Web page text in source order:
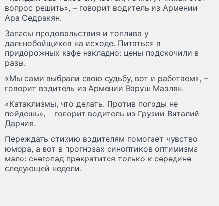
вопрос решить», – говорит водитель из Армении
Ара Седракян.
Запасы продовольствия и топлива у
дальнобойщиков на исходе. Питаться в
придорожных кафе накладно: цены подскочили в
разы.
«Мы сами выбрали свою судьбу, вот и работаем», –
говорит водитель из Армении Варуш Маэлян.
«Катаклизмы, что делать. Против погоды не
пойдешь», – говорит водитель из Грузии Виталий
Дарчия.
Переждать стихию водителям помогает чувство
юмора, а вот в прогнозах синоптиков оптимизма
мало: снегопад прекратится только к середине
следующей недели.